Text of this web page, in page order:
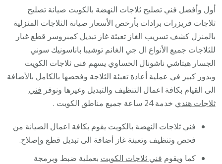
/
أول وأفضل فني تصليح ثلاجات النهضة بالكويت صيانة تصليح
ثلاجات فريزرات برادات بأرخص الأسعار صيانة الثلاجات المنزلية
بالمنزل كشف تسريب الغاز تعبئة غاز تبديل كمبروسر قطع غيار
للثلاجات جميع الأنواع ال جي الغانم توشيبا باناسونيك سوني
الجسار هيتاشي ناشونال الحساوي يسهم فنى ثلاجات الكويت
وبدور كبير في عملية أعادة تعبئة الثلاجة وفحصها بالكامل بالأضافة
الى القيام بكافة اعمال التنظيف والتبديل وغيرها ونوفر فني
ثلاجات هندي خدمة 24 ساعة جميع مناطق الكويت .
فني ثلاجات النهضة بالكويت يقوم بكافة اعمال الصيانة من
فحص وتنظيف وتعبئة غاز أضافة الى تبديل قطع وإصلاح.
كما ويقوم فني ثلاجات الكويت بعملية ضبط وبرمجة